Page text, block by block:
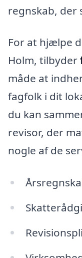
regnskab, der
For at hjælpe
Holm, tilbyder
måde at
fagfolk i dit
du kan
revisor, der
nogle af de